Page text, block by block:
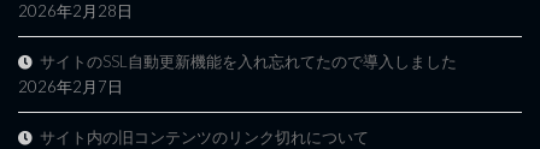
2026年2月28日
サイトのSSL自動更新機能を入れ忘れてたので導入しました
2026年2月7日
サイト内の旧コンテンツのリンク切れについて